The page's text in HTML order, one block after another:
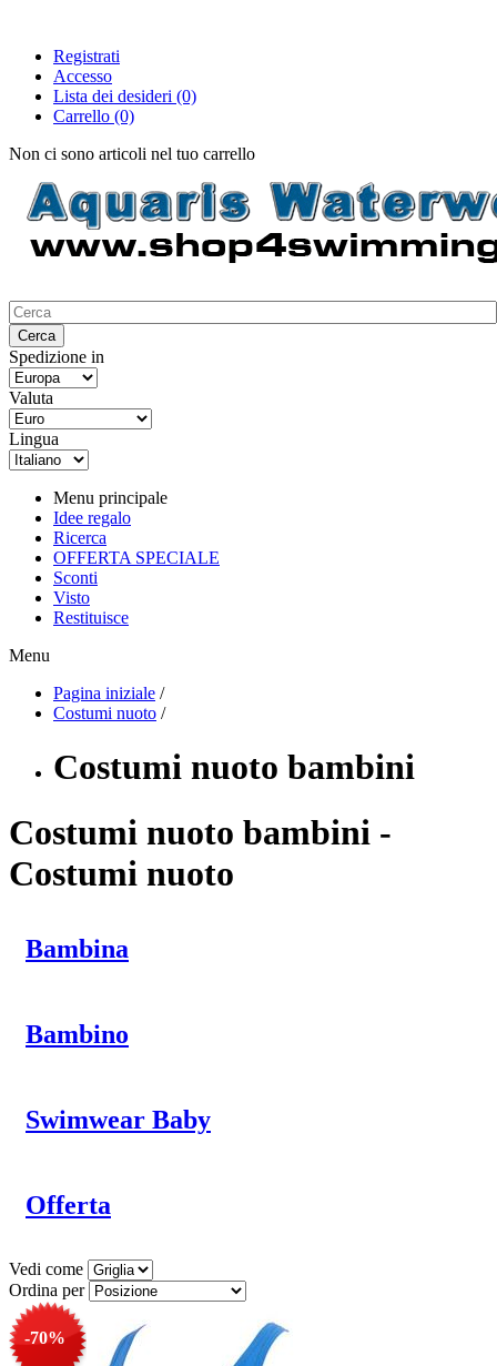
Registrati
Accesso
Lista dei desideri (0)
Carrello (0)
Non ci sono articoli nel tuo carrello
Spedizione in
Valuta
Lingua
Menu principale
Idee regalo
Ricerca
OFFERTA SPECIALE
Sconti
Visto
Restituisce
Menu
Pagina iniziale /
Costumi nuoto /
Costumi nuoto bambini
Costumi nuoto bambini -
Costumi nuoto
Bambina
Bambino
Swimwear Baby
Offerta
Vedi come
Ordina per
-70%